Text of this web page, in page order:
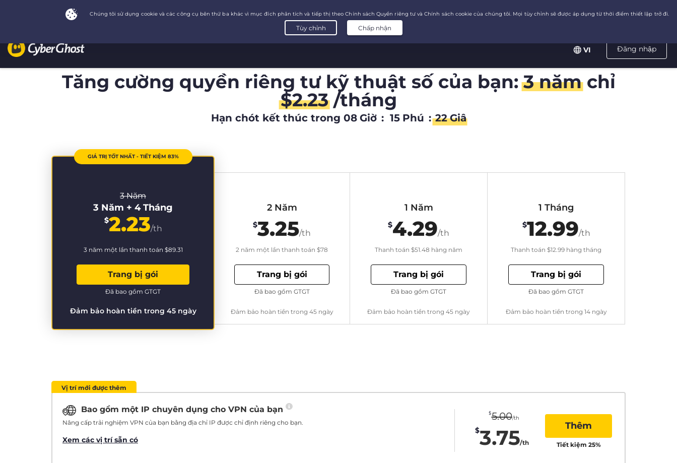
Đăng nhập
VI
Tăng cường quyền riêng tư kỹ thuật số của bạn:3 nămchỉ
$2.23/tháng
Hạn chót kết thúc trong 08 Giờ : 15 Phú : 21 Giâ
GIÁ TRỊ TỐT NHẤT - TIẾT KIỆM 83%
3 Năm
3 Năm + 4 Tháng
$2.23/th
3 năm một lần thanh toán $89.31
Trang bị gói
Đảm bảo hoàn tiền trong 45 ngày
Đã bao gồm GTGT
2 Năm
$3.25/th
2 năm một lần thanh toán$78
Trang bị gói
Đảm bảo hoàn tiền trong 45 ngày
Đã bao gồm GTGT
1 Năm
$4.29/th
Thanh toán $51.48 hàng năm
Trang bị gói
Đảm bảo hoàn tiền trong 45 ngày
Đã bao gồm GTGT
1 Tháng
$12.99/th
Thanh toán $12.99 hàng tháng
Trang bị gói
Đảm bảo hoàn tiền trong 14 ngày
Đã bao gồm GTGT
Vị trí mới được thêm
Bao gồm một IP chuyên dụng cho VPN của bạn
Nâng cấp trải nghiệm VPN của bạn bằng địa chỉ IP được chỉ định riêng cho bạn.
Xem các vị trí sẵn có
$5.00/th
$3.75/th
Thêm
Tiết kiệm 25%